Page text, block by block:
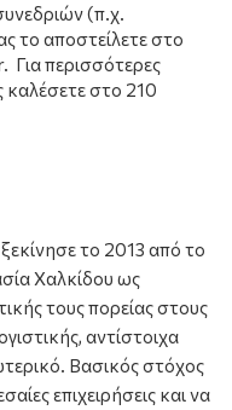
(π.χ.
το αποστείλετε στο
περισσότερες
καλέσετε στο 210
το 2013 από το
Χαλκίδου ως
τους πορείας στους
αντίστοιχα
Βασικός στόχος
επιχειρήσεις και να